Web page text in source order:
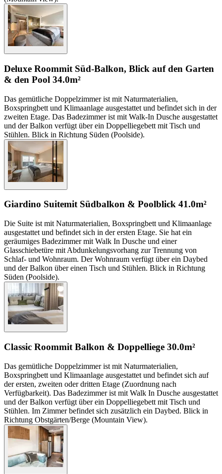
Deluxe Roommit Süd-Balkon, Blick auf den Garten
& den Pool 34.0m²
Das gemütliche Doppelzimmer ist mit Naturmaterialien,
Boxspringbett und Klimaanlage ausgestattet und befindet sich in der
zweiten Etage. Das Badezimmer ist mit Walk-In Dusche ausgestattet
und der Balkon verfügt über ein Doppelliegebett mit Tisch und
Stühlen. Blick in Richtung Süden (Poolside).
Giardino Suitemit Südbalkon & Poolblick 41.0m²
Die Suite ist mit Naturmaterialien, Boxspringbett und Klimaanlage
ausgestattet und befindet sich in der ersten Etage. Sie hat ein
geräumiges Badezimmer mit Walk In Dusche und einer
Glasschiebetüre mit Abdunkelungsvorhang zur Trennung von
Schlaf- und Wohnraum. Der Wohnraum verfügt über ein Daybed
und der Balkon über einen Tisch und Stühlen. Blick in Richtung
Süden (Poolside).
Classic Roommit Balkon & Doppelliege 30.0m²
Das gemütliche Doppelzimmer ist mit Naturmaterialien,
Boxspringbett und Klimaanlage ausgestattet und befindet sich auf
der ersten, zweiten oder dritten Etage (Zuordnung nach
Verfügbarkeit). Das Badezimmer ist mit Walk In Dusche ausgestattet
und der Balkon verfügt über ein Doppelliegebett mit Tisch und
Stühlen. Im Zimmer befindet sich zusätzlich ein Daybed. Blick in
Richtung Obstgärten/Berge (Mountain View).